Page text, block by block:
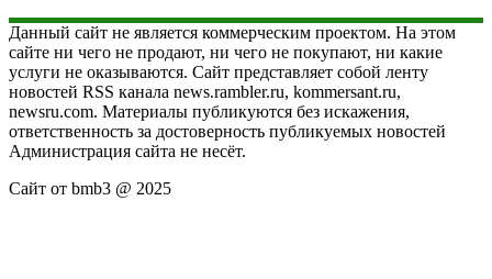
Данный сайт не является коммерческим проектом. На этом
сайте ни чего не продают, ни чего не покупают, ни какие
услуги не оказываются. Сайт представляет собой ленту
новостей RSS канала news.rambler.ru, kommersant.ru,
newsru.com. Материалы публикуются без искажения,
ответственность за достоверность публикуемых новостей
Администрация сайта не несёт.
Сайт от bmb3 @ 2025